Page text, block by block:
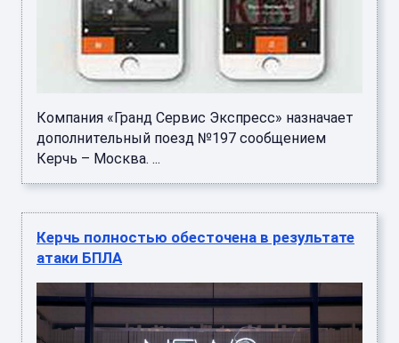
Компания «Гранд Сервис Экспресс» назначает
дополнительный поезд №197 сообщением
Керчь – Москва. ...
Керчь полностью обесточена в результате
атаки БПЛА